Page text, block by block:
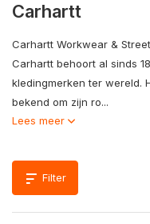
Carhartt
Carhartt Workwear &
Carhartt behoort al sinds
kledingmerken ter wereld.
bekend om zijn ro...
Lees meer
Filter